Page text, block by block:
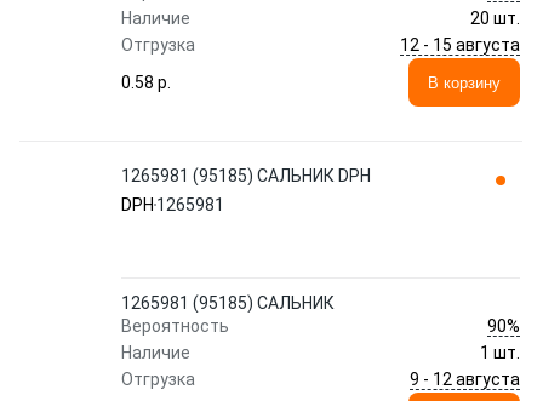
Наличие
20 шт.
Отгрузка
12 - 15 августа
0.58 p.
В корзину
1265981 (95185) САЛЬНИК DPH
DPH 1265981
1265981 (95185) САЛЬНИК
Вероятность
90%
Наличие
1 шт.
Отгрузка
9 - 12 августа